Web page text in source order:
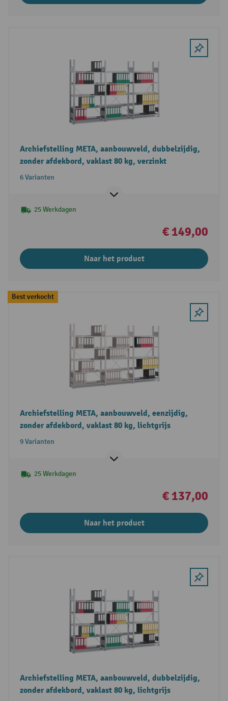
Archiefstelling META, aanbouwveld, dubbelzijdig,
zonder afdekbord, vaklast 80 kg, verzinkt
6 Varianten
25 Werkdagen
€ 149,00
Naar het product
Best verkocht
Archiefstelling META, aanbouwveld, eenzijdig,
zonder afdekbord, vaklast 80 kg, lichtgrijs
9 Varianten
25 Werkdagen
€ 137,00
Naar het product
Archiefstelling META, aanbouwveld, dubbelzijdig,
zonder afdekbord, vaklast 80 kg, lichtgrijs